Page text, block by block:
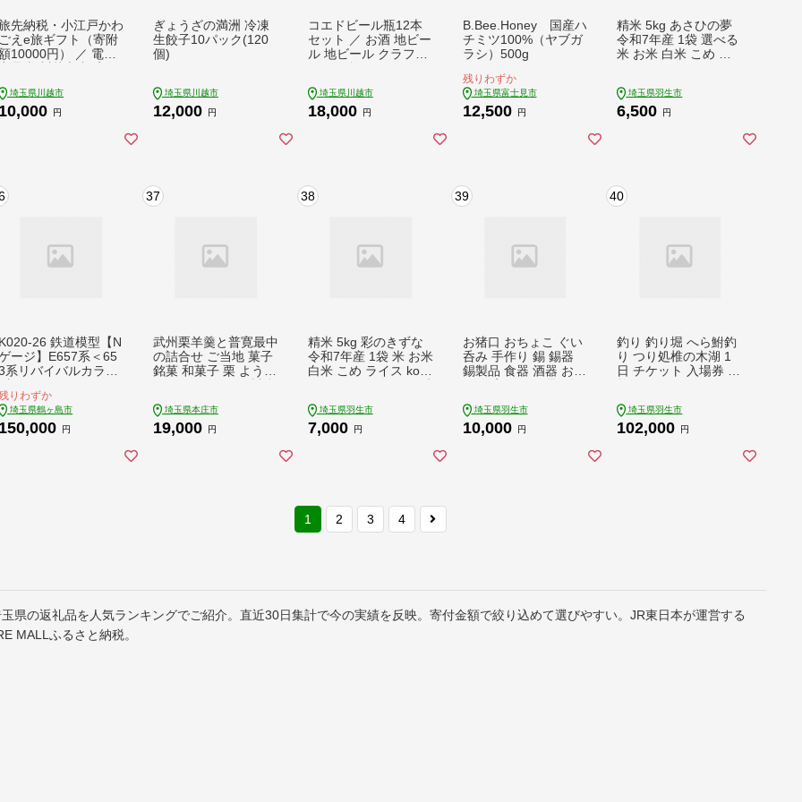
先納税・小江戸かわ
えe旅ギフト（寄附
10000円） ／ 電子
埼玉県川越市
円
ぎょうざの満洲 冷凍
生餃子10パック(120
個)
埼玉県川越市
12,000 円
コエドビール瓶12本
セット ／ お酒 地ビー
ル 地ビール クラフト
埼玉県川越市
18,000 円
B.Bee.Honey 国産ハ
チミツ100%（ヤブガ
ラシ）500g
残りわずか
埼玉県富士見市
12,500 円
精米 5kg あさひの夢
令和7年産 1袋 選べる
米 お米 白米 こめ ラ
ome ブランド米 人気
おすすめ 5キロ 5ｷﾛ 産
五月女米穀 埼玉県 羽
生市
埼玉県羽生市
6,500 円
26 鉄道模型【N
ージ】E657系＜65
系リバイバルカラー
りわずか
埼玉県鶴ヶ島市
円
37
武州栗羊羹と普寛最中
の詰合せ ご当地 菓子
銘菓 和菓子 栗 ようか
御菓子司せきね 食品
関東 F5K-671
埼玉県本庄市
19,000 円
38
精米 5kg 彩のきずな
令和7年産 1袋 米 お米
白米 こめ ライス kom
すすめ 5キロ 産地直
送 送料無料 白飯 ふる
埼玉県羽生市
7,000 円
39
お猪口 おちょこ ぐい
呑み 手作り 錫 錫器
錫製品 食器 酒器 おし
ント ギフト包装 キャ
ンプ アウトドア ひと
埼玉県羽生市
10,000 円
40
釣り 釣り堀 へら鮒釣
り つり処椎の木湖 1
日 チケット 入場券 10
埼玉 さいたま レジャ
ー ふな へらぶな 釣り
埼玉県羽生市
102,000 円
1 2 3 4
県の返礼品を人気ランキングでご紹介。直近30日集計で今の実績を反映。寄付金額で絞り込めて選びやすい。JR東日本が運営する
MALLふるさと納税。